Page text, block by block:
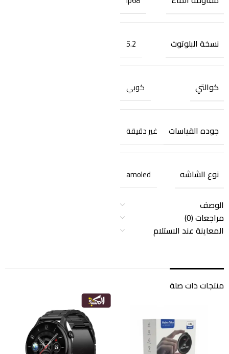
نسخة البلوتوث 5.2
كوالتي كوبي
جوده القياسات غير دقيقة
نوع الشاشه amoled
الوصف
مراجعات (0)
المعاينة عند الاستلام
منتجات ذات صلة